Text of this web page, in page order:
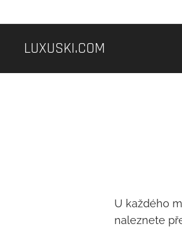
LUXUSKI.COM
U každého
naleznete